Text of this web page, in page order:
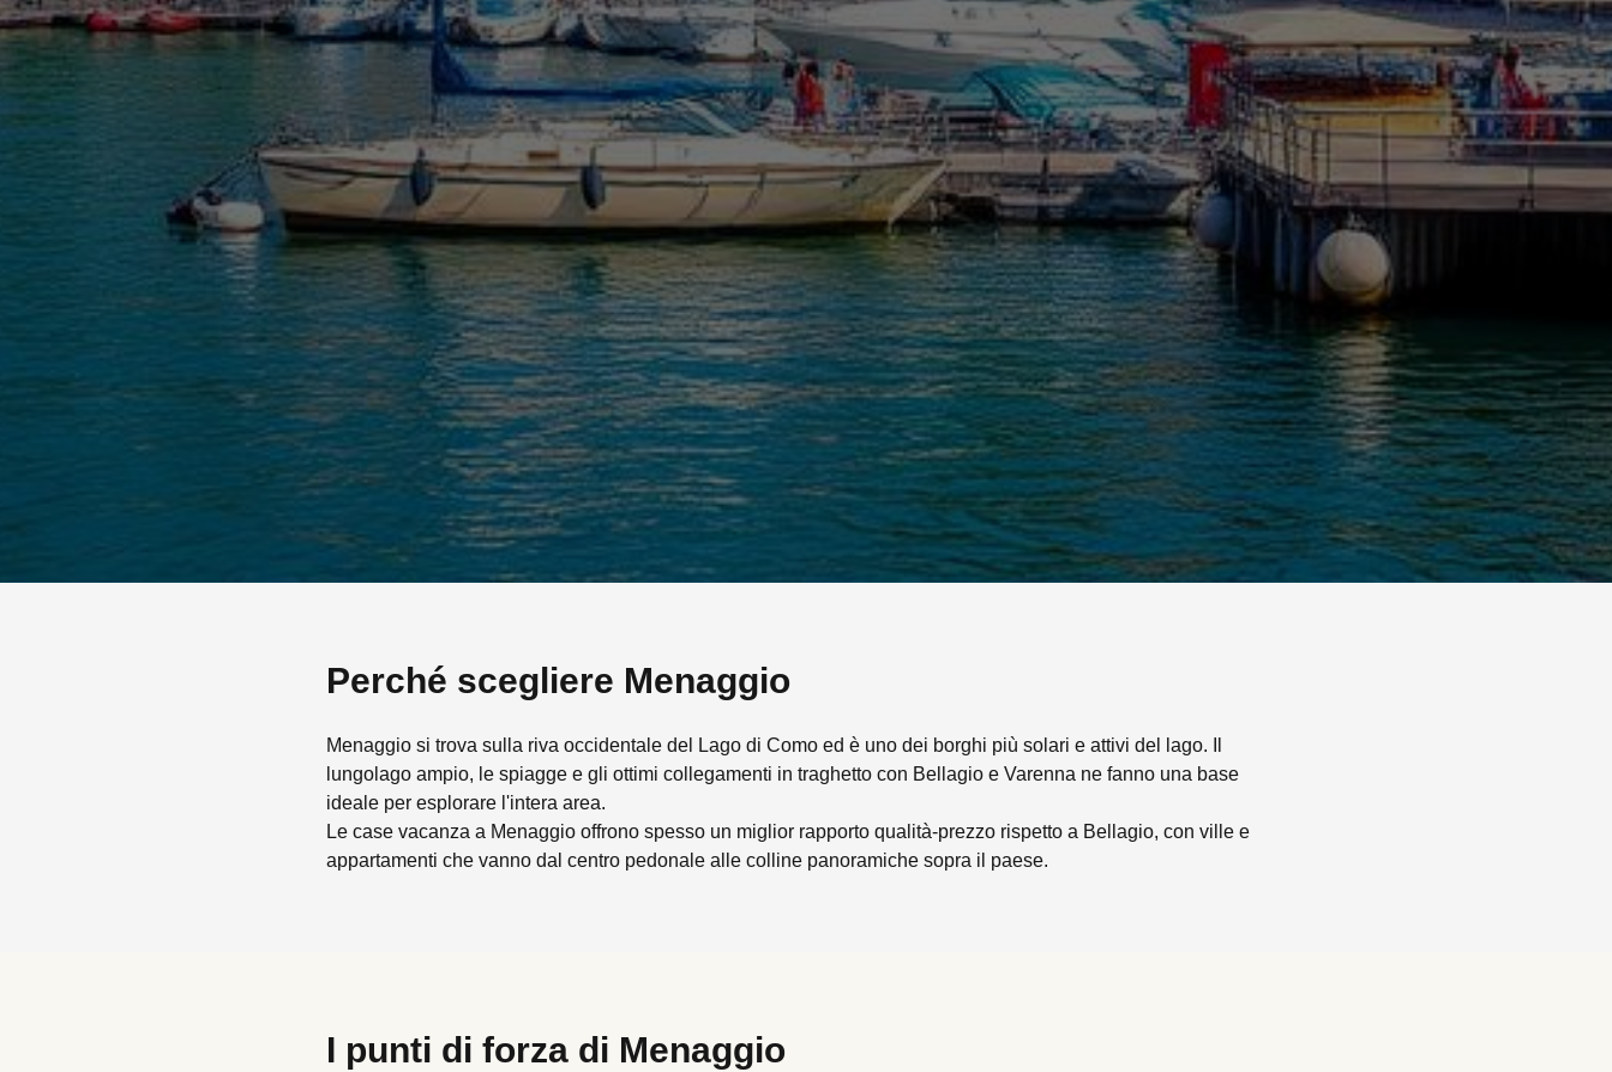
Perché scegliere Menaggio
Menaggio si trova sulla riva occidentale del Lago di Como ed è uno dei borghi più solari e attivi del lago. Il
lungolago ampio, le spiagge e gli ottimi collegamenti in traghetto con Bellagio e Varenna ne fanno una base
ideale per esplorare l'intera area.
Le case vacanza a Menaggio offrono spesso un miglior rapporto qualità-prezzo rispetto a Bellagio, con ville e
appartamenti che vanno dal centro pedonale alle colline panoramiche sopra il paese.
I punti di forza di Menaggio